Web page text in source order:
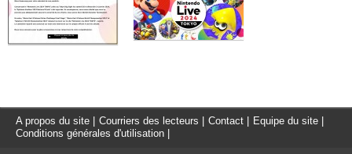
A propos du site Courriers des lecteurs Contact Equipe du site
Conditions générales d'utilisation